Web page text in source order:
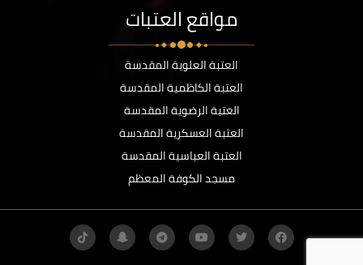
مواقع العتبات
العتبة العلوية المقدسة
العتبة الكاظمية المقدسة
العتبة الرضوية المقدسة
العتبة العسكرية المقدسة
العتبة العباسية المقدسة
مسجد الكوفة المعظم